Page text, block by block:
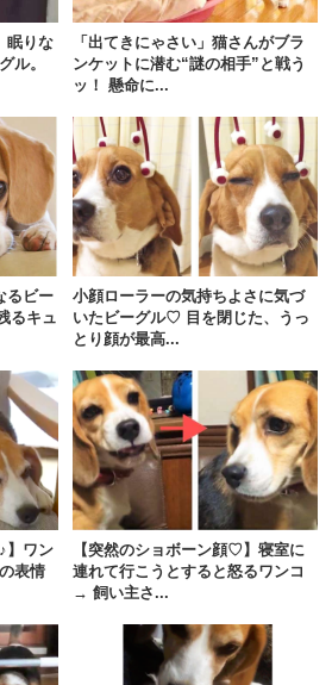
眠りな
ル。
「出てきにゃさい」猫さんがブラ
ンケットに潜む“謎の相手”と戦う
ッ！ 懸命に...
るビー
るキュ
小顔ローラーの気持ちよさに気づ
いたビーグル♡ 目を閉じた、うっ
とり顔が最高...
】ワン
表情
【突然のショボーン顔♡】寝室に
連れて行こうとすると怒るワンコ
→ 飼い主さ...
閉じる
ロー
pecocats
ねこ部をフォロー
アプリで開く
リをダウンロードする